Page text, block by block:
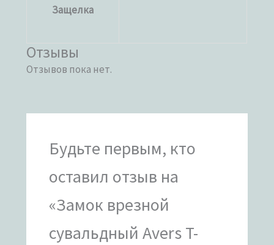
Защелка
Отзывы
Отзывов пока нет.
Будьте первым, кто
оставил отзыв на
«Замок врезной
сувальдный Avers T-